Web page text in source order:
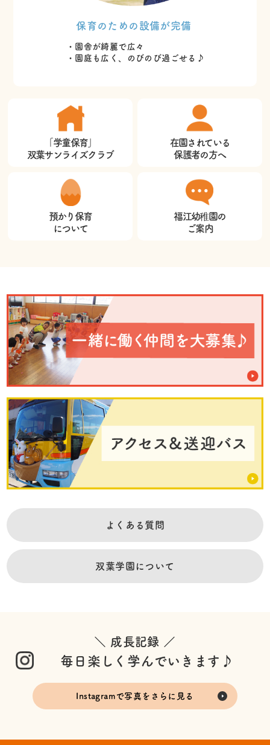
保育のための設備が完備
・園舎が綺麗で広々
・園庭も広く、のびのび過ごせる♪
「学童保育」
双葉サンライズクラブ
在園されている
保護者の方へ
預かり保育
について
福江幼稚園の
ご案内
よくある質問
双葉学園について
＼ 成長記録 ／
毎日楽しく学んでいきます♪
Instagramで写真をさらに見る